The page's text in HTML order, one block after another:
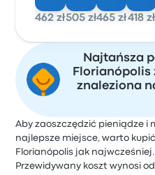
462 zł505 zł465 zł418 zł
Najtańsza
Florianópolis
znaleziona
Aby zaoszczędzić pieniądze i
najlepsze miejsce, warto
Florianópolis jak najwcześniej.
Przewidywany koszt wynosi od